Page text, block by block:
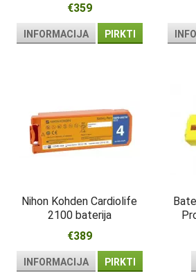
€359
INFORMACIJA PIRKTI
Nihon Kohden Cardiolife
2100 baterija
€389
INFORMACIJA PIRKTI